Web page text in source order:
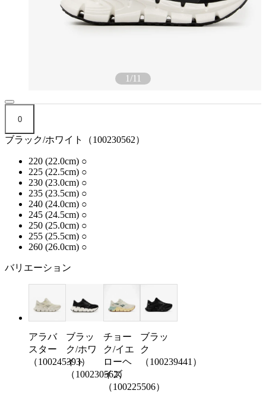
1/11
0
ブラック/ホワイト（100230562）
220 (22.0cm) ○
225 (22.5cm) ○
230 (23.0cm) ○
235 (23.5cm) ○
240 (24.0cm) ○
245 (24.5cm) ○
250 (25.0cm) ○
255 (25.5cm) ○
260 (26.0cm) ○
バリエーション
アラバ
スター
（100245393）
ブラッ
ク/ホワ
イト
（100230562）
チョー
ク/イエ
ローヘ
イズ
（100225506）
ブラッ
ク
（100239441）